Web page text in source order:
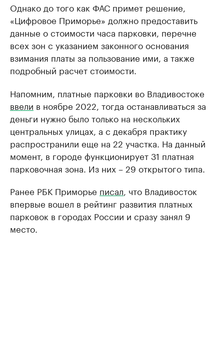
Однако до того как ФАС примет решение,
«Цифровое Приморье» должно предоставить
данные о стоимости часа парковки, перечне
всех зон с указанием законного основания
взимания платы за пользование ими, а также
подробный расчет стоимости.
Напомним, платные парковки во Владивостоке
ввели в ноябре 2022, тогда останавливаться за
деньги нужно было только на нескольких
центральных улицах, а с декабря практику
распространили еще на 22 участка. На данный
момент, в городе функционирует 31 платная
парковочная зона. Из них – 29 открытого типа.
Ранее РБК Приморье писал , что Владивосток
впервые вошел в рейтинг развития платных
парковок в городах России и сразу занял 9
место.